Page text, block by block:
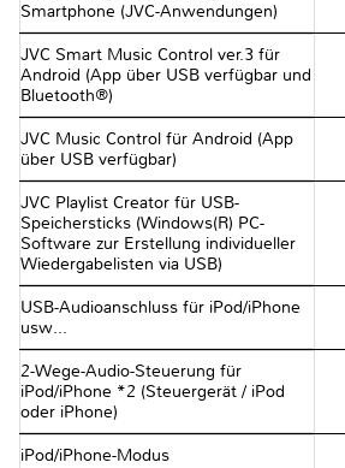
Smartphone (JVC-Anwendungen)
JVC Smart Music Control ver.3 für
Android (App über USB verfügbar und
Bluetooth®)
JVC Music Control für Android (App
über USB verfügbar)
JVC Playlist Creator für USB-
Speichersticks (Windows(R) PC-
Software zur Erstellung individueller
Wiedergabelisten via USB)
USB-Audioanschluss für iPod/iPhone
usw…
2-Wege-Audio-Steuerung für
iPod/iPhone *2 (Steuergerät / iPod
oder iPhone)
iPod/iPhone-Modus